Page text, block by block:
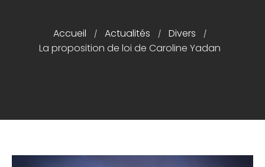
Accueil
Accueil / Actualités / Divers /
La proposition de loi de Caroline Yadan